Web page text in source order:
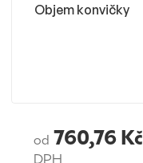
Objem konvičky
od 760,76 Kč